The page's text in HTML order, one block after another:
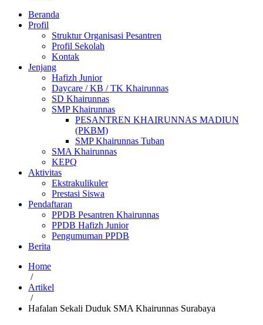
Beranda
Profil
Struktur Organisasi Pesantren
Profil Sekolah
Kontak
Jenjang
Hafizh Junior
Daycare / KB / TK Khairunnas
SD Khairunnas
SMP Khairunnas
PESANTREN KHAIRUNNAS MADIUN
(PKBM)
SMP Khairunnas Tuban
SMA Khairunnas
KEPQ
Aktivitas
Ekstrakulikuler
Prestasi Siswa
Pendaftaran
PPDB Pesantren Khairunnas
PPDB Hafizh Junior
Pengumuman PPDB
Berita
Home
/
Artikel
/
Hafalan Sekali Duduk SMA Khairunnas Surabaya